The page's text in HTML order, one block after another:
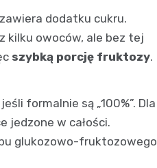
dodatku cukru.
kilku owoców, ale bez tej
szybką porcję fruktozy.
formalnie są „100%”. Dla
jedzone w całości.
glukozowo-fruktozowego